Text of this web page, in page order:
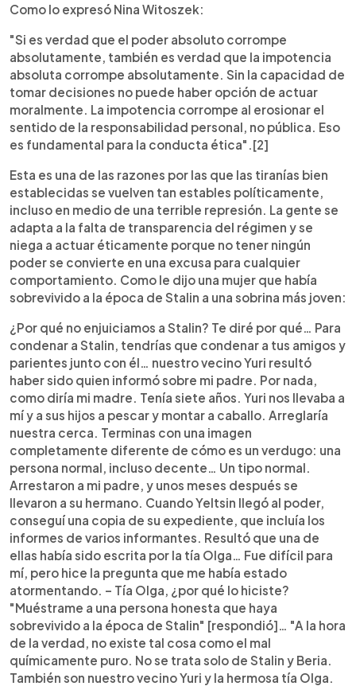
Como lo expresó Nina Witoszek:
"Si es verdad que el poder absoluto corrompe
absolutamente, también es verdad que la impotencia
absoluta corrompe absolutamente. Sin la capacidad de
tomar decisiones no puede haber opción de actuar
moralmente. La impotencia corrompe al erosionar el
sentido de la responsabilidad personal, no pública. Eso
es fundamental para la conducta ética".[2]
Esta es una de las razones por las que las tiranías bien
establecidas se vuelven tan estables políticamente,
incluso en medio de una terrible represión. La gente se
adapta a la falta de transparencia del régimen y se
niega a actuar éticamente porque no tener ningún
poder se convierte en una excusa para cualquier
comportamiento. Como le dijo una mujer que había
sobrevivido a la época de Stalin a una sobrina más joven:
¿Por qué no enjuiciamos a Stalin? Te diré por qué… Para
condenar a Stalin, tendrías que condenar a tus amigos y
parientes junto con él… nuestro vecino Yuri resultó
haber sido quien informó sobre mi padre. Por nada,
como diría mi madre. Tenía siete años. Yuri nos llevaba a
mí y a sus hijos a pescar y montar a caballo. Arreglaría
nuestra cerca. Terminas con una imagen
completamente diferente de cómo es un verdugo: una
persona normal, incluso decente… Un tipo normal.
Arrestaron a mi padre, y unos meses después se
llevaron a su hermano. Cuando Yeltsin llegó al poder,
conseguí una copia de su expediente, que incluía los
informes de varios informantes. Resultó que una de
ellas había sido escrita por la tía Olga… Fue difícil para
mí, pero hice la pregunta que me había estado
atormentando. – Tía Olga, ¿por qué lo hiciste?
"Muéstrame a una persona honesta que haya
sobrevivido a la época de Stalin" [respondió]… "A la hora
de la verdad, no existe tal cosa como el mal
químicamente puro. No se trata solo de Stalin y Beria.
También son nuestro vecino Yuri y la hermosa tía Olga.